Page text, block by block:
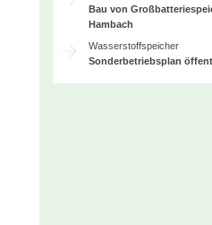
Bau von
Hambach
Wasserstoffspeicher
Sonderbetriebsplan